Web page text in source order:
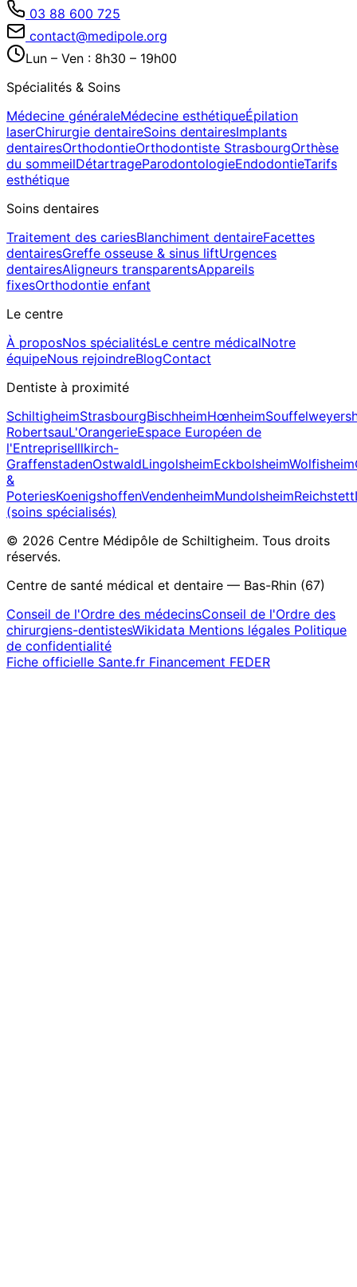
03 88 600 725
contact@medipole.org
Lun – Ven : 8h30 – 19h00
Spécialités & Soins
Médecine généraleMédecine esthétiqueÉpilation
laserChirurgie dentaireSoins dentairesImplants
dentairesOrthodontieOrthodontiste StrasbourgOrthèse
du sommeilDétartrageParodontologieEndodontieTarifs
esthétique
Soins dentaires
Traitement des cariesBlanchiment dentaireFacettes
dentairesGreffe osseuse & sinus liftUrgences
dentairesAligneurs transparentsAppareils
fixesOrthodontie enfant
Le centre
À proposNos spécialitésLe centre médicalNotre
équipeNous rejoindreBlogContact
Dentiste à proximité
SchiltigheimStrasbourgBischheimHœnheim
RobertsauL'OrangerieEspace Européen de
l'EntrepriseIllkirch-
GraffenstadenOstwaldLingolsheimEckbolsheimWolfisheim
&
PoteriesKoenigshoffenVendenheimMundolsheimReichstett
(soins spécialisés)
© 2026 Centre Médipôle de Schiltigheim. Tous droits
réservés.
Centre de santé médical et dentaire — Bas-Rhin (67)
Conseil de l'Ordre des médecinsConseil de l'Ordre des
chirurgiens-dentistesWikidata Mentions légales Politique
de confidentialité
Fiche officielle Sante.fr Financement FEDER